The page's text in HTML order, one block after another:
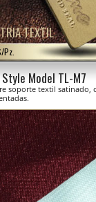
TEXTIL
Pz.
Model TL-M7
soporte textil satinado,